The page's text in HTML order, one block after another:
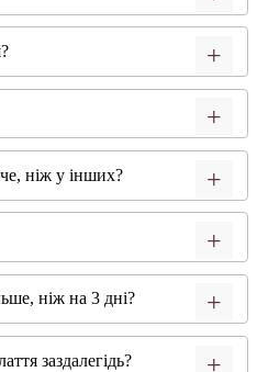
ніж у інших?
ніж на 3 дні?
заздалегідь?